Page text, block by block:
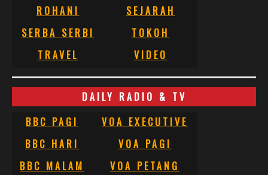
ROHANI
SEJARAH
SERBA SERBI
TOKOH
TRAVEL
VIDEO
DAILY RADIO & TV
BBC PAGI
VOA EXECUTIVE
BBC HARI
VOA PAGI
BBC MALAM
VOA PETANG